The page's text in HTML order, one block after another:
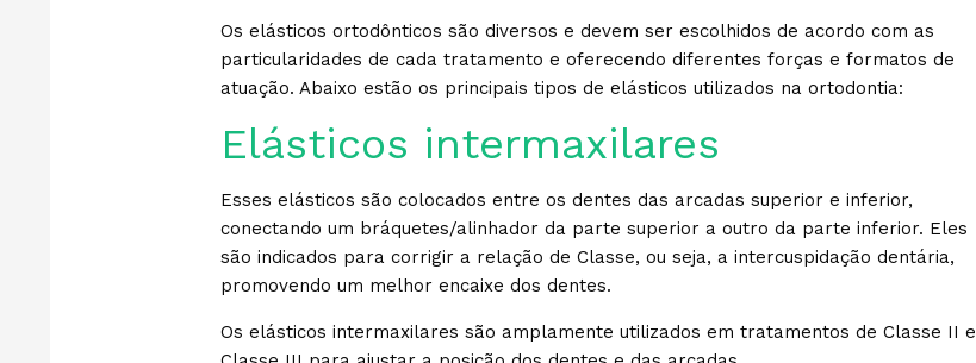
Os elásticos ortodônticos são diversos e devem ser escolhidos de acordo com as
particularidades de cada tratamento e oferecendo diferentes forças e formatos de
atuação. Abaixo estão os principais tipos de elásticos utilizados na ortodontia:
Elásticos intermaxilares
Esses elásticos são colocados entre os dentes das arcadas superior e inferior,
conectando um bráquetes/alinhador da parte superior a outro da parte inferior. Eles
são indicados para corrigir a relação de Classe, ou seja, a intercuspidação dentária,
promovendo um melhor encaixe dos dentes.
Os elásticos intermaxilares são amplamente utilizados em tratamentos de Classe II e